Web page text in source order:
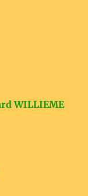
WILLIEME